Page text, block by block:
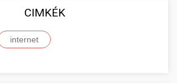
CIMKÉK
internet